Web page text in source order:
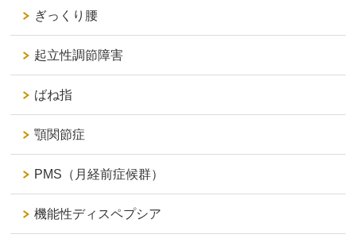
ぎっくり腰
起立性調節障害
ばね指
顎関節症
PMS（月経前症候群）
機能性ディスペプシア